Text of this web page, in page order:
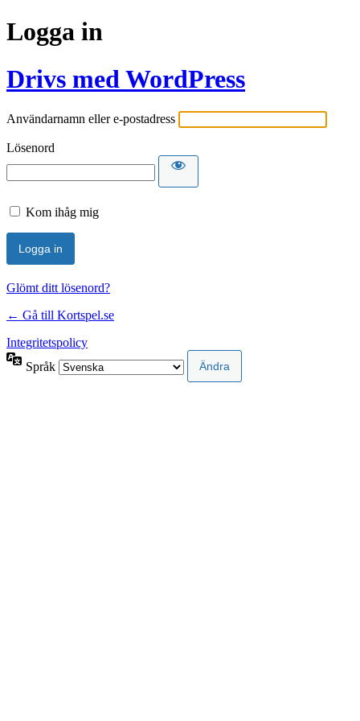
Logga in
Drivs med WordPress
Användarnamn eller e-postadress
Lösenord
Kom ihåg mig
Glömt ditt lösenord?
← Gå till Kortspel.se
Integritetspolicy
Språk